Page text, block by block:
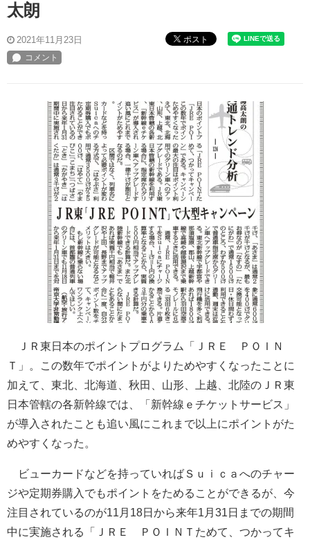
太朗
2021年11月23日 ポスト
ＪＲ東日本のポイントプログラム「ＪＲＥ ＰＯＩＮ
Ｔ」。この数年でポイントがよりためやすくなったことに
加えて、東北、北海道、秋田、山形、上越、北陸のＪＲ東
日本管轄の各新幹線では、「新幹線ｅチケットサービス」
が導入されたことも追い風にこれまで以上にポイントがた
めやすくなった。
ビューカードなどを持っていればＳｕｉｃａへのチャー
ジや定期券購入でもポイントをためることができるが、今
注目されているのが11月18日から来年1月31日までの期間
中に実施される「ＪＲＥ ＰＯＩＮＴためて、つかってキ